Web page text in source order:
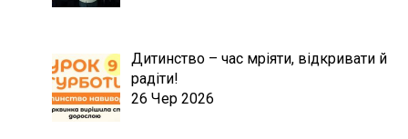
Дитинство – час мріяти, відкривати й
радіти!
26 Чер 2026